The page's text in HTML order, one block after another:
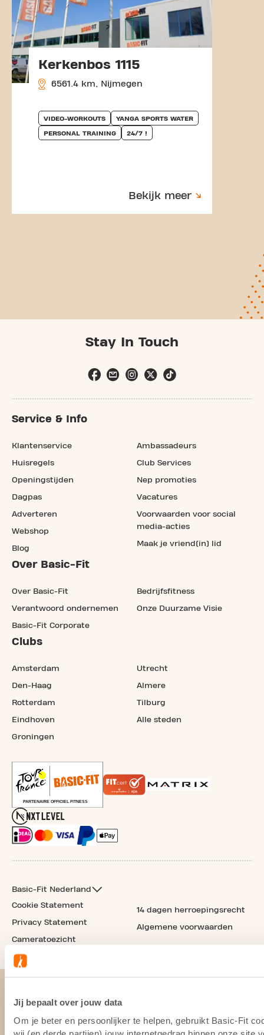
Jij bepaalt over jouw data
Om je beter en persoonlijker te helpen, gebruikt Basic-Fit
wij (en derde partijen) jouw internetgedrag binnen onze site
Kerkenbos 1115
6561.4 km, Nijmegen
VIDEO-WORKOUTS YANGA SPORTS WATER
PERSONAL TRAINING 24/7 !
Bekijk meer
Stay In Touch
Service & Info
Klantenservice
Huisregels
Openingstijden
Dagpas
Adverteren
Webshop
Blog
Ambassadeurs
Club Services
Nep promoties
Vacatures
Voorwaarden voor social
media-acties
Maak je vriend(in) lid
Over Basic-Fit
Over Basic-Fit
Verantwoord ondernemen
Basic-Fit Corporate
Bedrijfsfitness
Onze Duurzame Visie
Clubs
Amsterdam
Den-Haag
Rotterdam
Eindhoven
Groningen
Utrecht
Almere
Tilburg
Alle steden
Basic-Fit Nederland
Cookie Statement
Privacy Statement
Cameratoezicht
14 dagen herroepingsrecht
Algemene voorwaarden